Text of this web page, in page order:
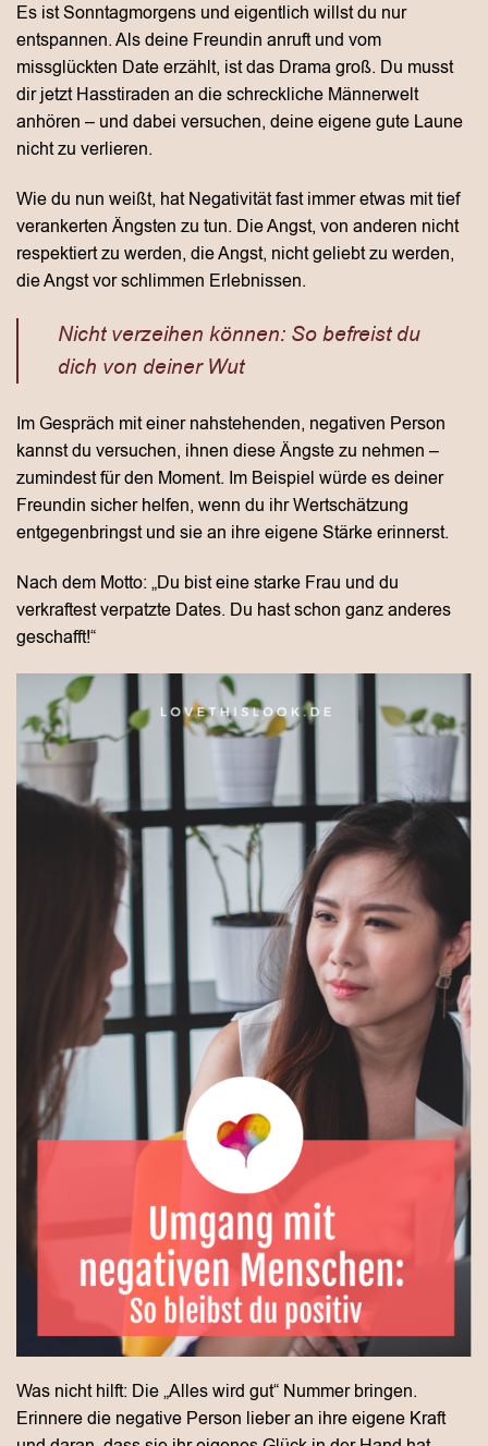
Es ist Sonntagmorgens und eigentlich willst du nur
entspannen. Als deine Freundin anruft und vom
missglückten Date erzählt, ist das Drama groß. Du musst
dir jetzt Hasstiraden an die schreckliche Männerwelt
anhören – und dabei versuchen, deine eigene gute Laune
nicht zu verlieren.
Wie du nun weißt, hat Negativität fast immer etwas mit tief
verankerten Ängsten zu tun. Die Angst, von anderen nicht
respektiert zu werden, die Angst, nicht geliebt zu werden,
die Angst vor schlimmen Erlebnissen.
Nicht verzeihen können: So befreist du
dich von deiner Wut
Im Gespräch mit einer nahstehenden, negativen Person
kannst du versuchen, ihnen diese Ängste zu nehmen –
zumindest für den Moment. Im Beispiel würde es deiner
Freundin sicher helfen, wenn du ihr Wertschätzung
entgegenbringst und sie an ihre eigene Stärke erinnerst.
Nach dem Motto: „Du bist eine starke Frau und du
verkraftest verpatzte Dates. Du hast schon ganz anderes
geschafft!“
Was nicht hilft: Die „Alles wird gut“ Nummer bringen.
Erinnere die negative Person lieber an ihre eigene Kraft